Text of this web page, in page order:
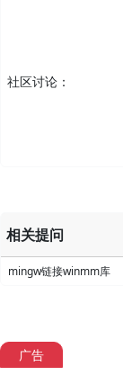
社区讨论：
相关提问
mingw链接winmm库
广告